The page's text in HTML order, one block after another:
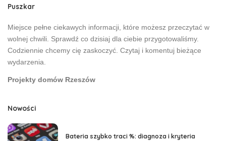
Puszkar
Miejsce pełne ciekawych informacji, które możesz przeczytać w
wolnej chwili. Sprawdź co dzisiaj dla ciebie przygotowaliśmy.
Codziennie chcemy cię zaskoczyć. Czytaj i komentuj bieżące
wydarzenia.
Projekty domów Rzeszów
Nowości
Bateria szybko traci %: diagnoza i kryteria